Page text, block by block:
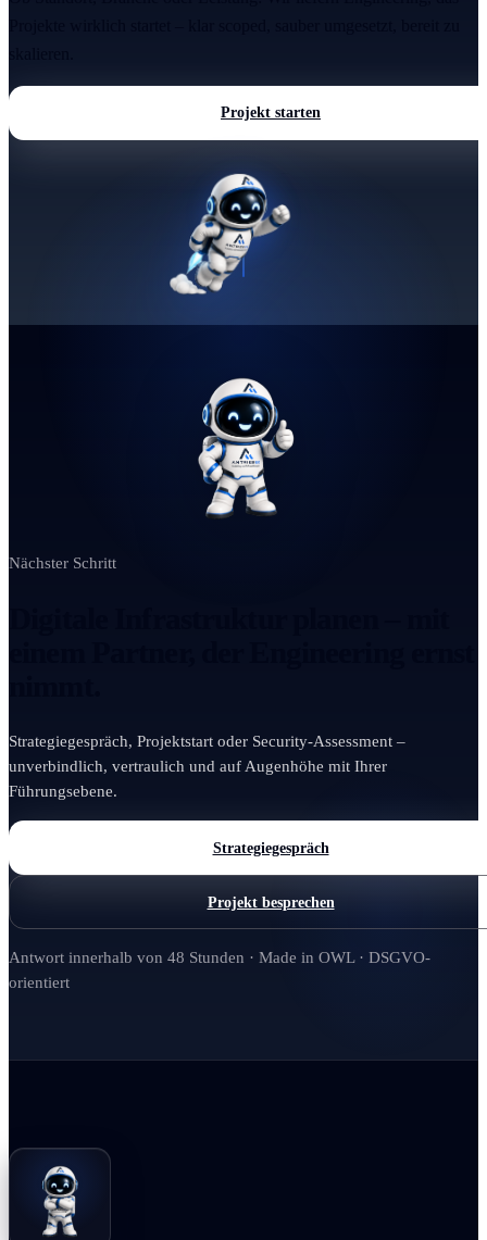
Projekt starten
Nächster Schritt
Strategiegespräch, Projektstart oder Security-Assessment –
unverbindlich, vertraulich und auf Augenhöhe mit Ihrer
Führungsebene.
Strategiegespräch
Projekt besprechen
Antwort innerhalb von 48 Stunden · Made in OWL · DSGVO-
orientiert